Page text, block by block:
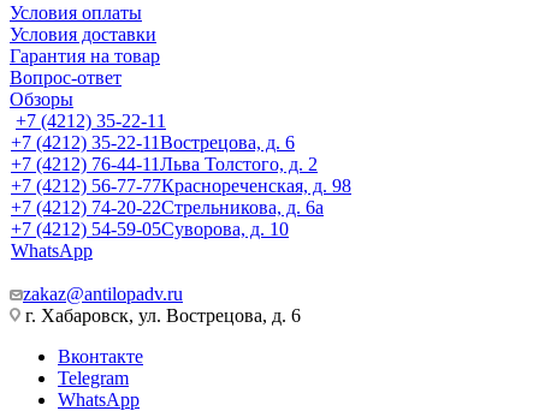
Условия оплаты
Условия доставки
Гарантия на товар
Вопрос-ответ
Обзоры
+7 (4212) 35-22-11
+7 (4212) 35-22-11Вострецова, д. 6
+7 (4212) 76-44-11Льва Толстого, д. 2
+7 (4212) 56-77-77Краснореченская, д. 98
+7 (4212) 74-20-22Стрельникова, д. 6а
+7 (4212) 54-59-05Суворова, д. 10
WhatsApp
zakaz@antilopadv.ru
г. Хабаровск, ул. Вострецова, д. 6
Вконтакте
Telegram
WhatsApp